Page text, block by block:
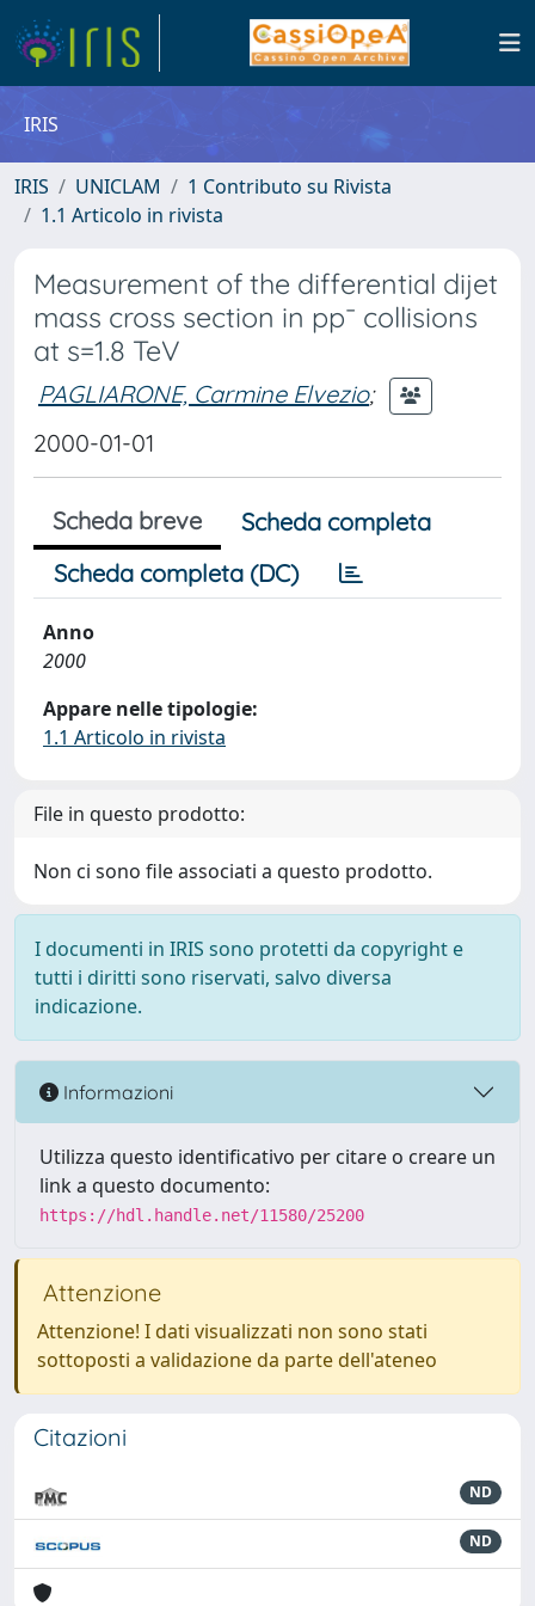
IRIS
IRIS UNICLAM
1 Contributo su Rivista
1.1 Articolo in rivista
Measurement of the differential dijet
mass cross section in pp¯ collisions
at s=1.8 TeV
PAGLIARONE, Carmine Elvezio;
2000-01-01
Scheda breve
Scheda completa
Scheda completa (DC)
Anno
2000
Appare nelle tipologie:
1.1 Articolo in rivista
File in questo prodotto:
Non ci sono file associati a questo prodotto.
I documenti in IRIS sono protetti da copyright e
tutti i diritti sono riservati, salvo diversa
indicazione.
Informazioni
Utilizza questo identificativo per citare o creare un
link a questo documento:
https://hdl.handle.net/11580/25200
Attenzione
Attenzione! I dati visualizzati non sono stati
sottoposti a validazione da parte dell'ateneo
Citazioni
ND
ND